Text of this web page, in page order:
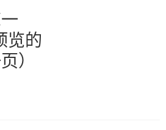
览的
）